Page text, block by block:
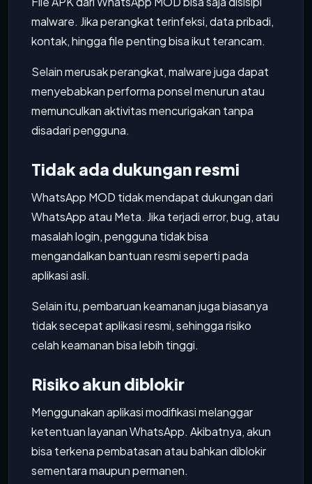
malware. Jika perangkat terinfeksi, data pribadi,
kontak, hingga file penting bisa ikut terancam.
Selain merusak perangkat, malware juga dapat
menyebabkan performa ponsel menurun atau
memunculkan aktivitas mencurigakan tanpa
disadari pengguna.
Tidak ada dukungan resmi
WhatsApp MOD tidak mendapat dukungan dari
WhatsApp atau Meta. Jika terjadi error, bug, atau
masalah login, pengguna tidak bisa
mengandalkan bantuan resmi seperti pada
aplikasi asli.
Selain itu, pembaruan keamanan juga biasanya
tidak secepat aplikasi resmi, sehingga risiko
celah keamanan bisa lebih tinggi.
Risiko akun diblokir
Menggunakan aplikasi modifikasi melanggar
ketentuan layanan WhatsApp. Akibatnya, akun
bisa terkena pembatasan atau bahkan diblokir
sementara maupun permanen.